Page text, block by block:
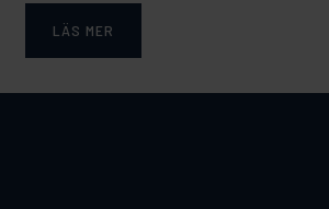
LÄS MER